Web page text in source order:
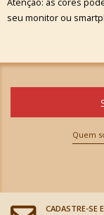
seu monitor ou
Quem
CADASTRE-SE